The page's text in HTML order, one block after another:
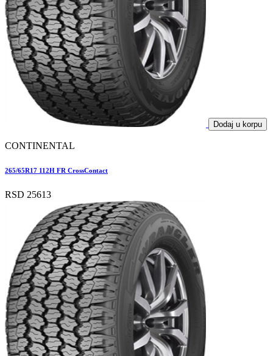
Dodaj u korpu
CONTINENTAL
265/65R17 112H FR CrossContact
RSD 25613